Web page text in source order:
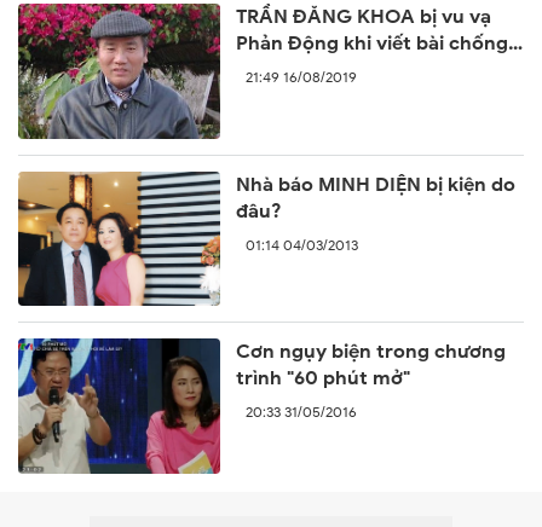
TRẦN ĐĂNG KHOA bị vu vạ
Phản Động khi viết bài chống
lại sự ngang ngược của Trung
21:49 16/08/2019
Nhà báo MINH DIỆN bị kiện do
đâu?
01:14 04/03/2013
Cơn ngụy biện trong chương
trình "60 phút mở"
20:33 31/05/2016